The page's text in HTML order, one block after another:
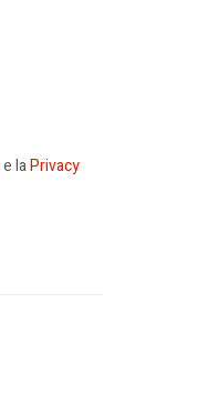
e laPrivacy